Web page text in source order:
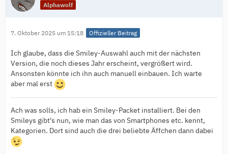
Alphawolf
7. Oktober 2025 um 15:18 Offizieller Beitrag
Ich glaube, dass die Smiley-Auswahl auch mit der nächsten
Version, die noch dieses Jahr erscheint, vergrößert wird.
Ansonsten könnte ich ihn auch manuell einbauen. Ich warte
aber mal erst
Ach was solls, ich hab ein Smiley-Packet installiert. Bei den
Smileys gibt's nun, wie man das von Smartphones etc. kennt,
Kategorien. Dort sind auch die drei beliebte Äffchen dann dabei